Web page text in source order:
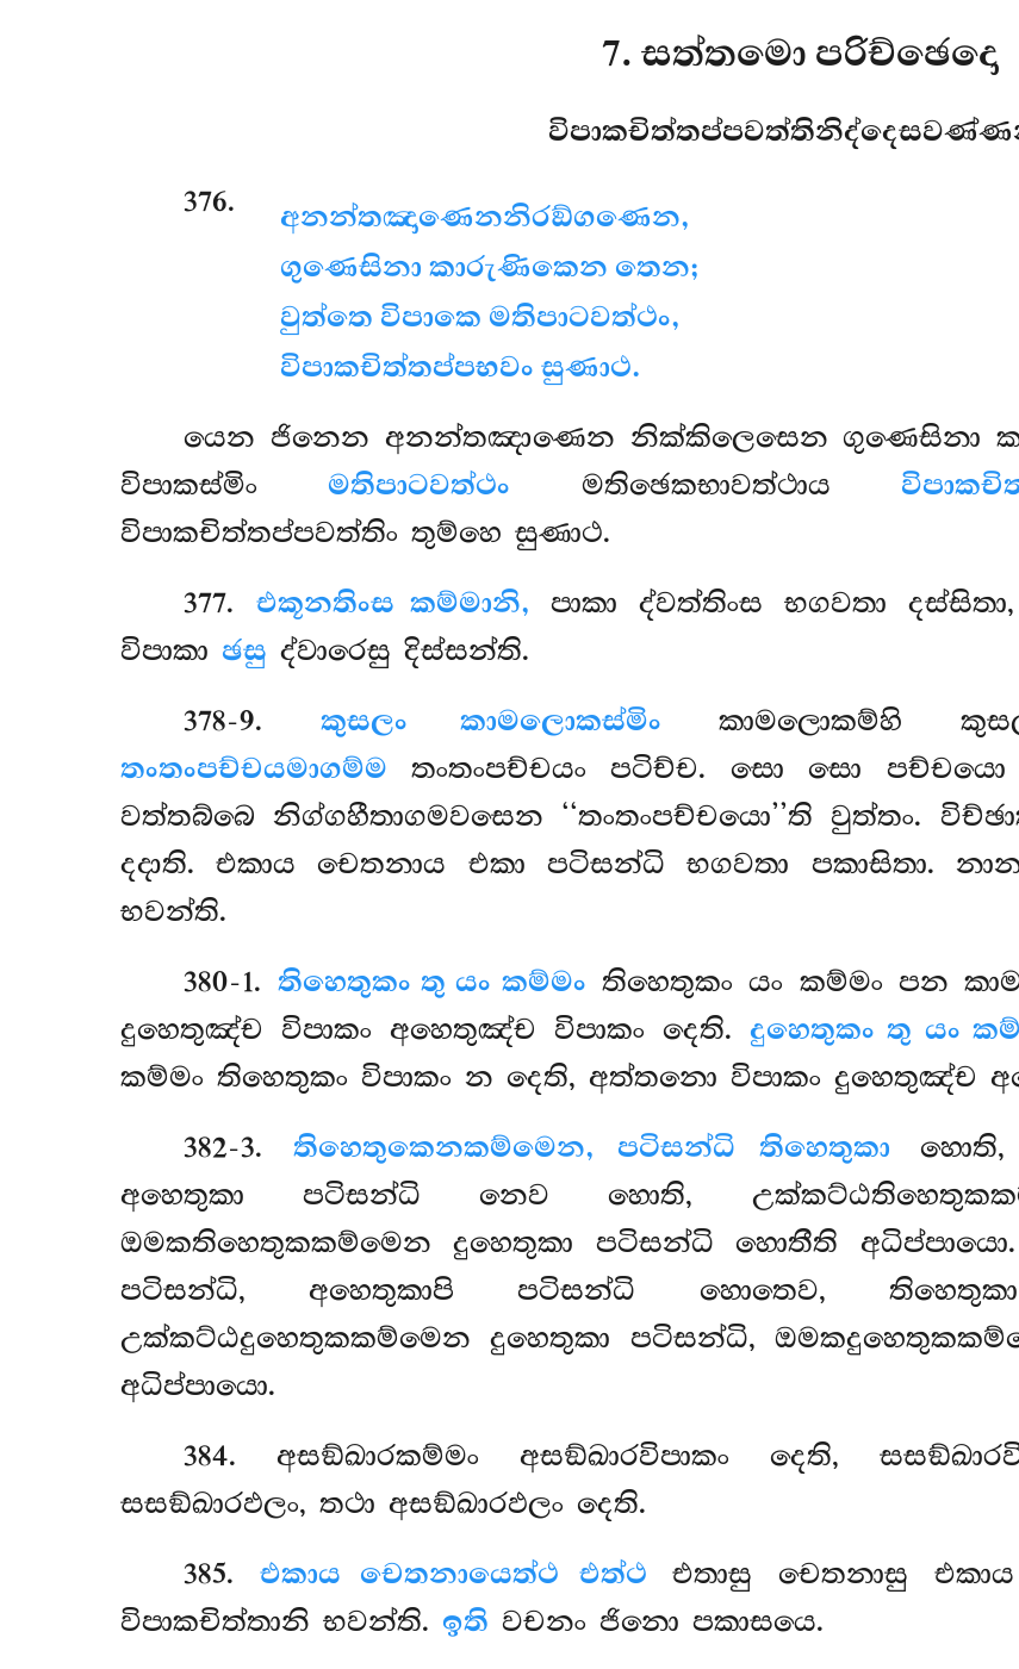
7. සත්තමො පරිච්ඡෙදො
376. අනන්තඤාණෙනනිරඞ්ගණෙන,
ගුණෙසිනා කාරුණිකෙන තෙන;
වුත්තෙ විපාකෙ මතිපාටවත්ථං,
විපාකචිත්තප්පභවං සුණාථ.
යෙනජිනෙන අනන්තඤාණෙන නික්කිලෙසෙන ගුණෙසිනා
විපාකස්මිං මතිපාටවත්ථං මතිඡෙකභාවත්ථාය
විපාකචිත්තප්පවත්තිං තුම්හෙ සුණාථ.
377. එකූනතිංස කම්මානි, පාකා ද්වත්තිංස භගවතා
විපාකා ඡසු ද්වාරෙසු දිස්සන්ති.
378-9. කුසලං කාමලොකස්මිං කාමලොකම්හි
තංතංපච්චයමාගම්ම තංතංපච්චයං පටිච්ච. සො සො පච්චයො
වත්තබ්බෙ නිග්ගහීතාගමවසෙන ‘‘තංතංපච්චයො’’ති වුත්තං.
දදාති. එකාය චෙතනාය එකා පටිසන්ධි භගවතා පකාසිතා.
භවන්ති.
380-1. තිහෙතුකං තු යං කම්මං තිහෙතුකං යං කම්මං පන
දුහෙතුඤ්ච විපාකං අහෙතුඤ්ච විපාකං දෙති.දුහෙතුකං තු යං
කම්මං තිහෙතුකං විපාකං න දෙති, අත්තනො විපාකං දුහෙතුඤ්ච
382-3. තිහෙතුකෙනකම්මෙන, පටිසන්ධි තිහෙතුකා හොති,
අහෙතුකා පටිසන්ධි නෙව හොති,
ඔමකතිහෙතුකකම්මෙන දුහෙතුකා පටිසන්ධි හොතීති
පටිසන්ධි, අහෙතුකාපි පටිසන්ධි හොතෙව,
උක්කට්ඨදුහෙතුකකම්මෙන දුහෙතුකා පටිසන්ධි,
අධිප්පායො.
384. අසඞ්ඛාරකම්මං අසඞ්ඛාරවිපාකං දෙති,
සසඞ්ඛාරඵලං, තථා අසඞ්ඛාරඵලං දෙති.
385. එකාය චෙතනායෙත්ථ එත්ථ එතාසු චෙතනාසු
විපාකචිත්තානි භවන්ති. ඉති වචනං ජිනො පකාසයෙ.